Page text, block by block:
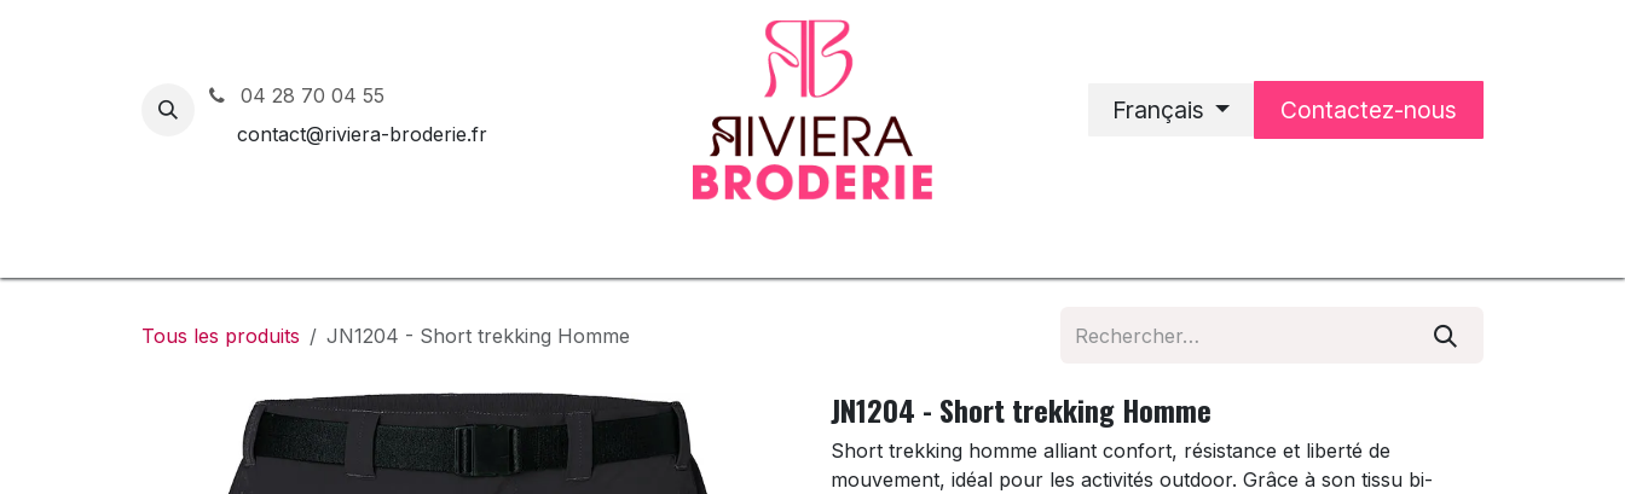
04 28 70 04 55
contact@riviera-broderie.fr
Français Contactez-nous
Tous les produits JN1204 - Short trekking Homme
JN1204 - Short trekking Homme
Short trekking homme alliant confort, résistance et liberté de
mouvement, idéal pour les activités outdoor. Grâce à son tissu bi-